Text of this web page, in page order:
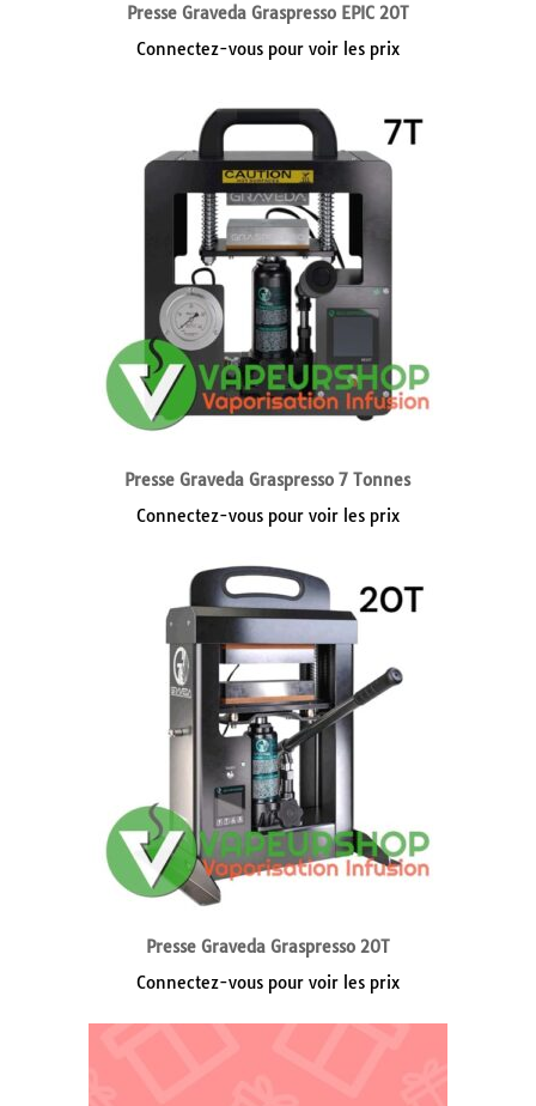
Presse Graveda Graspresso EPIC 20T
Connectez-vous pour voir les prix
Presse Graveda Graspresso 7 Tonnes
Connectez-vous pour voir les prix
Presse Graveda Graspresso 20T
Connectez-vous pour voir les prix